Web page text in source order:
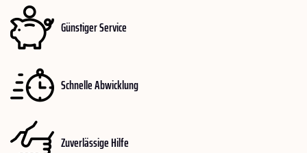
Günstiger Service
Schnelle Abwicklung
Zuverlässige Hilfe